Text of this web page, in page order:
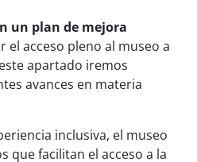
un plan de mejora
el acceso pleno al museo a
apartado iremos
avances en materia
inclusiva, el museo
que facilitan el acceso a la